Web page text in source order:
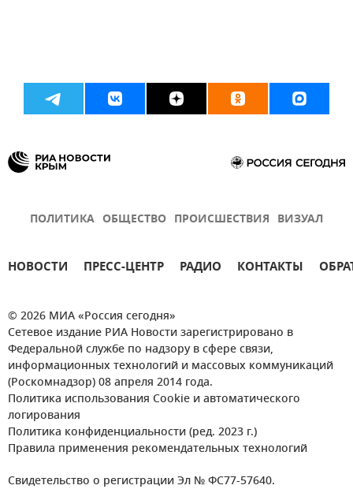
ПОЛИТИКА ОБЩЕСТВО ПРОИСШЕСТВИЯ ВИЗУАЛ
НОВОСТИ ПРЕСС-ЦЕНТР РАДИО КОНТАКТЫ
© 2026 МИА «Россия сегодня»
Сетевое издание РИА Новости зарегистрировано в
Федеральной службе по надзору в сфере связи,
информационных технологий и массовых коммуникаций
(Роскомнадзор) 08 апреля 2014 года.
Политика использования Cookie и автоматического
логирования
Политика конфиденциальности (ред. 2023 г.)
Правила применения рекомендательных технологий
Свидетельство о регистрации Эл № ФС77-57640.